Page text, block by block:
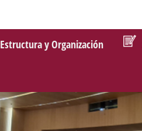
Estructura y Organización